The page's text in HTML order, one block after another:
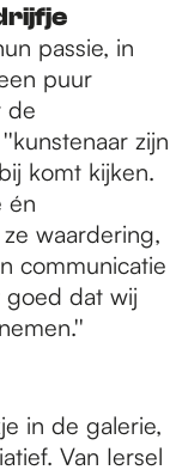
passie, in
puur
de
zijn
komt kijken.
én
waardering,
communicatie
goed dat wij
in de galerie,
Van Iersel